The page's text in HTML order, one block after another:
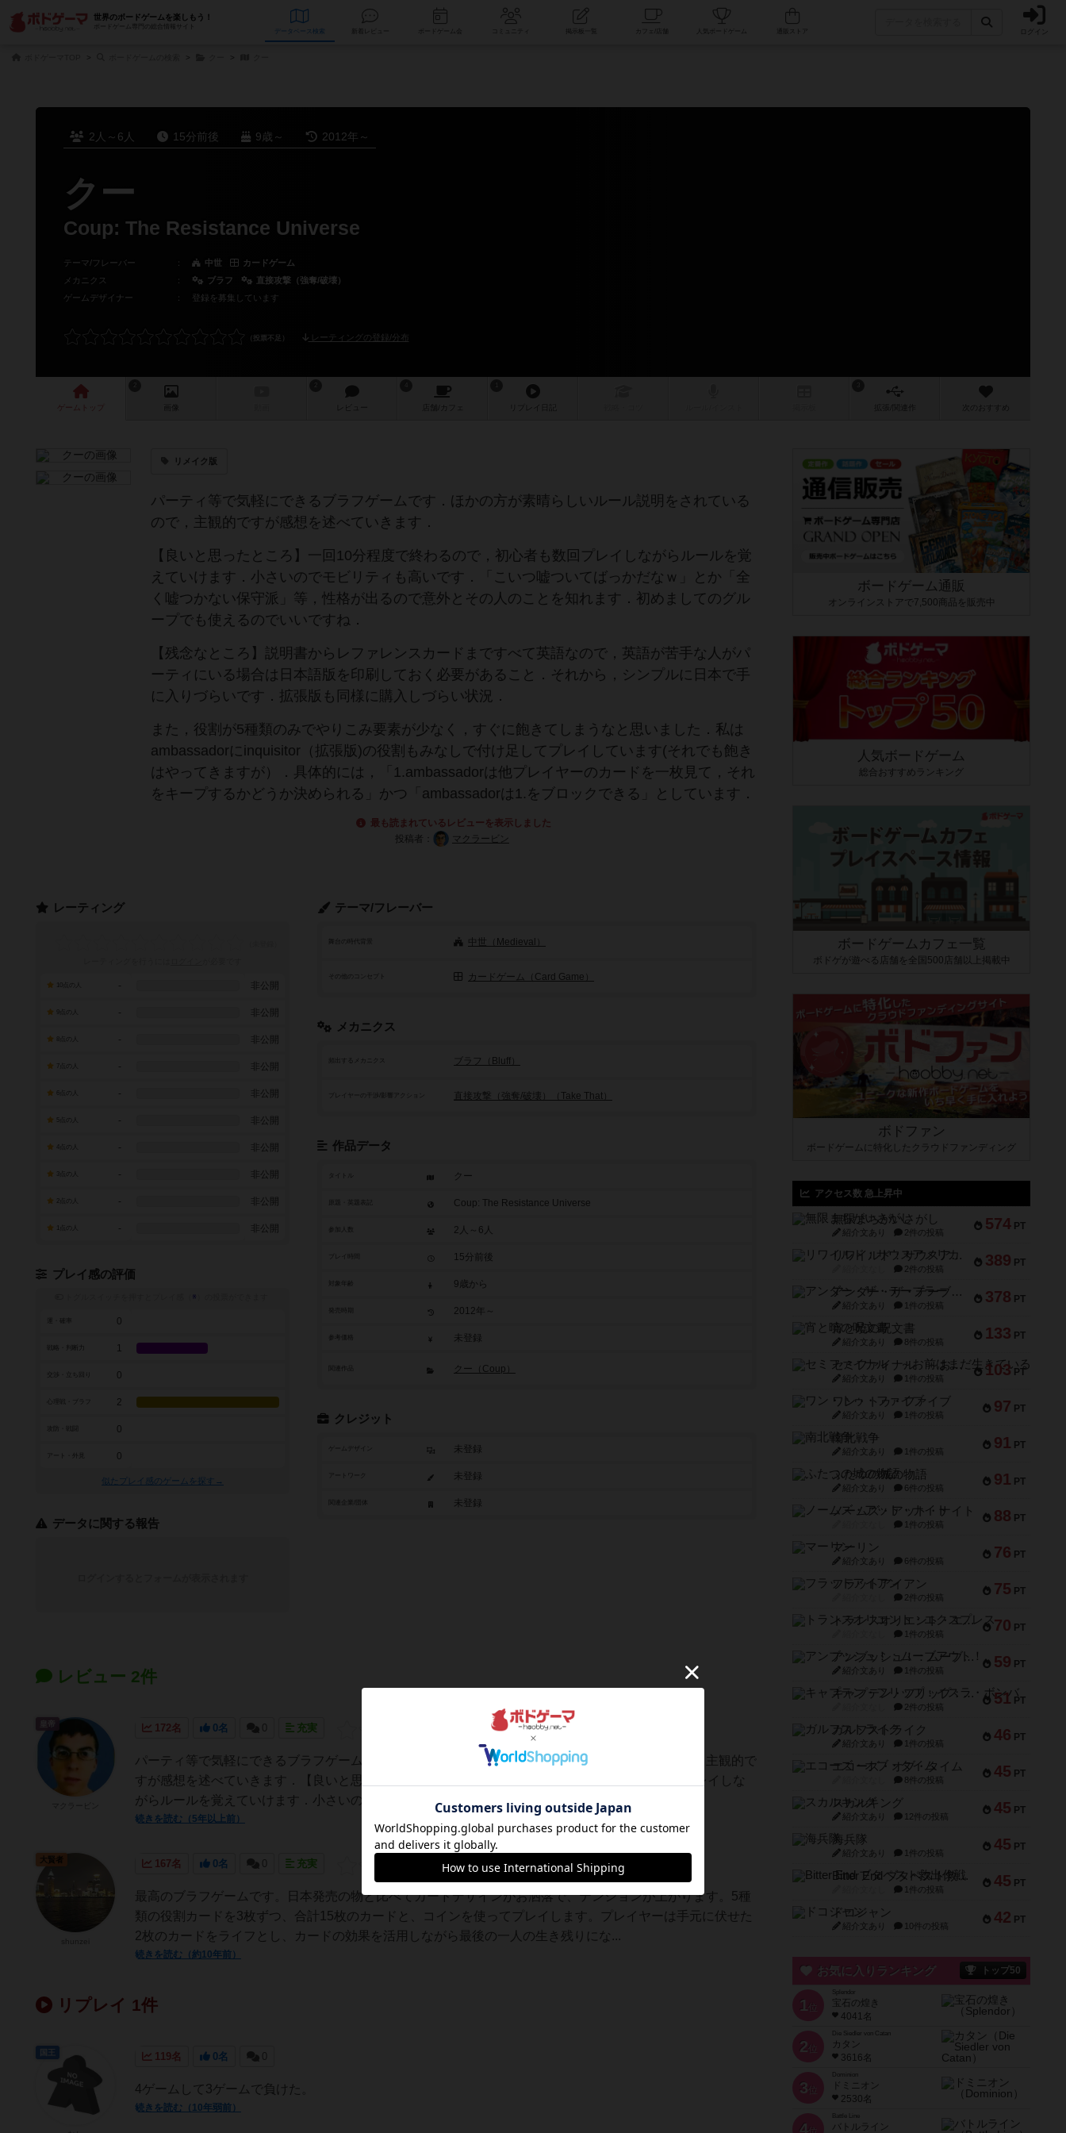
世界のボードゲームを楽しもう！
ボードゲーム専門の総合情報サイト
データベース コミュニティ 人気ボードゲーム ログイン
2人～6人 15分前後 9歳～ 2012年～
クー
Coup: The Resistance Universe
テーマ/フレーバー ： 中世
カードゲーム
メカニクス
： ブラフ
直接攻撃（強奪/破壊）
ゲームデザイナー
： 登録を募集しています
レーティングの登録/分布
ゲーム 画像 レビュー 店舗/ カフェ 作 次のおすすめ
リメイク版
パーティ等で気軽にできるブラフゲームです．ほかの方が素晴らしいルール説明をされている
ので，主観的ですが感想を述べていきます．
【良いと思ったところ】一回10分程度で終わるので，初心者も数回プレイしながらルールを覚
えていけます．小さいのでモビリティも高いです．「こいつ嘘ついてばっかだなｗ」とか「全
く嘘つかない保守派」等，性格が出るので意外とその人のことを知れます．初めましてのグル
ープでも使えるのでいいですね．
【残念なところ】説明書からレファレンスカードまですべて英語なので，英語が苦手な人がパ
ーティにいる場合は日本語版を印刷しておく必要があること．それから，シンプルに日本で手
に入りづらいです．拡張版も同様に購入しづらい状況．
また，役割が5種類のみでやりこみ要素が少なく，すぐに飽きてしまうなと思いました．私は
ambassadorにinquisitor（拡張版)の役割もみなしで付け足してプレイしています(それでも飽き
はやってきますが）．具体的には，「1.ambassadorは他プレイヤーのカードを一枚見て，それ
をキープするかどうか決められる」かつ「ambassadorは1.をブロックできる」としています．
最も読まれているレビューを表示しました
投稿者：
マクラービン
テーマ/フレーバー
舞台の時代背景 中世（Medieval）
その他のコンセプト カードゲーム（Card Game）
メカニクス
頻出するメカニクス ブラフ（Bluff）
プレイヤーの干渉/影響アクション 直接攻撃（強奪/破壊）（Take That）
作品データ
タイトル クー
Coup: The Resistance Universe
参加人数 2人～6人
15分前後
9歳から
2012年～
参考価格 未登録
関連作品 クー（Coup）
クレジット
ゲームデザイン 未登録
アートワーク 未登録
未登録
レーティング
- 非公開
- 非公開
- 非公開
7点の人 - 非公開
- 非公開
- 非公開
- 非公開
- 非公開
- 非公開
- 非公開
プレイ感の評価
※
0
戦略・判断力 1
0
2
0
アート・外見 0
似たプレイ感のゲームを探す→
データに関する報告
レビュー 2件
172名 0名 0 充実
パーティ等で気軽にできるブラフゲームです．ほかの方が素晴らしいルール説明をされているので，主観的で
すが感想を述べていきます．【良いと思ったところ】一回10分程度で終わるので，初心者も数回プレイしな
がらルールを覚えていけます．小さいのでモビリティも高いです．「こいつ嘘ついてば...
続きを読む（5年以上前）
皇帝
167名 0名 0 充実
最高のブラフゲームです。日本発売の物と比べてカードデザインがお洒落で、テンションが上がります。5種
類の役割カードを3枚ずつ、合計15枚のカードと、コインを使ってプレイします。プレイヤーは手元に伏せた
2枚のカードをライフとし、カードの効果を活用しながら最後の一人の生き残りにな...
続きを読む（約10年前）
大賢者
リプレイ 1件
119名 0名 0
4ゲームして3ゲームで負けた。
続きを読む（10年弱前）
国王
ボードゲーム通販
オンラインストアで7,500商品を販売中
人気ボードゲーム
総合おすすめランキング
ボードゲームカフェ一覧
ボドゲが遊べる店舗を全国500店舗以上掲載中
ボドファン
ボードゲームに特化したクラウドファンディング
アクセス数 急上昇中
574 PT
無限まちがいさがし
紹介文あり 2件の投稿
389 PT
リワイルド：サウスアメリカ
2件の投稿
378 PT
アンダー・ザ・テーブラー
紹介文あり 1件の投稿
133 PT
宵と暁の呪文書
紹介文あり 8件の投稿
103 PT
セミファイナル ～お前はまだ生きている～
紹介文あり 1件の投稿
97 PT
ワン・トゥ・ファイブ
紹介文あり 1件の投稿
91 PT
南北戦争
紹介文あり 1件の投稿
91 PT
ふたつの城の物語
紹介文あり 6件の投稿
88 PT
ノームズ・アット・ナイト
1件の投稿
76 PT
マーリン
紹介文あり 6件の投稿
75 PT
フラットアイアン
2件の投稿
70 PT
トランスオリエント・エクスプレス
1件の投稿
59 PT
アンブッシュ！：ムーブアウト！
紹介文あり 1件の投稿
51 PT
キャプテン・フリップ：イスラ・ボンバ
2件の投稿
46 PT
ガルフストライク
紹介文あり 1件の投稿
45 PT
エコーズ・オブ・タイム
8件の投稿
45 PT
スカルキング
紹介文あり 12件の投稿
45 PT
海兵隊
紹介文あり 1件の投稿
45 PT
Bitter End ブタペスト救出作戦
1件の投稿
42 PT
ドコジャン
紹介文あり 10件の投稿
お気に入りランキング トップ50
1 位
宝石の煌き
4041名
2 位
Die Siedler von Catan
カタン
3616名
3 位
ドミニオン
2530名
4
Battle Line
バトルライン